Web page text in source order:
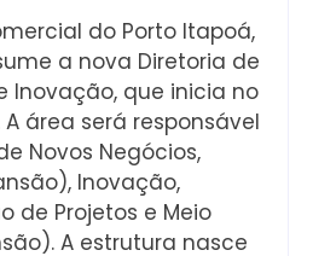
do Porto Itapoá,
a nova Diretoria de
Inovação, que inicia no
área será responsável
Novos Negócios,
Inovação,
de Projetos e Meio
A estrutura nasce